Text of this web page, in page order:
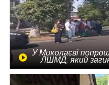
У Миколаєві
ЛШМД, який